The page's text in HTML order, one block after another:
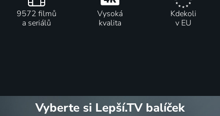
9572 filmů
a seriálů
Vysoká
kvalita
Kdekoli
v EU
Vyberte si Lepší.TV balíček